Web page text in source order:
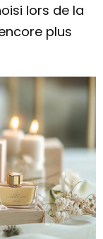
lors de la
plus